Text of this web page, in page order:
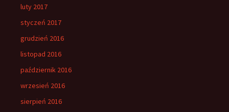
luty 2017
styczeń 2017
grudzień 2016
listopad 2016
październik 2016
wrzesień 2016
sierpień 2016